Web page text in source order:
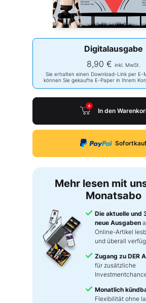
Digitalausgabe
8,90 € inkl. MwSt.
Sie erhalten einen Download-Link per E-
können Sie gekaufte E-Paper in Ihrem
In den
Mehr lesen mit
Monatsabo
Die aktuelle und
neue Ausgaben
Online-Artikel
und überall
Zugang zu DER
für zusätzliche
Monatlich
Flexibilität ohne